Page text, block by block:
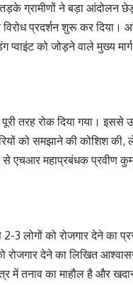
ग्रामीणों ने बड़ा आंदोलन
प्रदर्शन शुरू कर दिया।
को जोड़ने वाले मुख्य
तरह रोक दिया गया। इससे
को समझाने की कोशिश की,
एचआर महाप्रबंधक प्रवीण
3 लोगों को रोजगार देने का
देने का लिखित
में तनाव का माहौल है और